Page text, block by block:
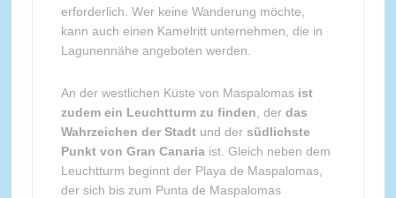
erforderlich. Wer keine Wanderung möchte,
kann auch einen Kamelritt unternehmen, die in
Lagunennähe angeboten werden.
An der westlichen Küste von Maspalomas ist
zudem ein Leuchtturm zu finden , der das
Wahrzeichen der Stadtund der südlichste
Punkt von Gran Canariaist. Gleich neben dem
Leuchtturm beginnt der Playa de Maspalomas,
der sich bis zum Punta de Maspalomas